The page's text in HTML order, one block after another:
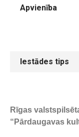
Apvienība
Iestādes tips
Rīgas
“Pārdaugavas